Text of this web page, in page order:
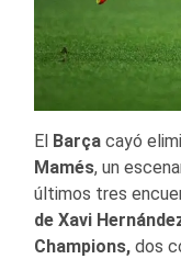
El Barça cayó
Mamés, un
últimos tres
de Xavi
Champions, dos